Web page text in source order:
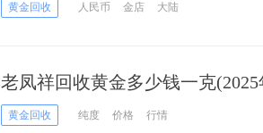
黄金回收 人民币 金店 大陆
老凤祥回收黄金多少钱一克
黄金回收 纯度 价格 行情